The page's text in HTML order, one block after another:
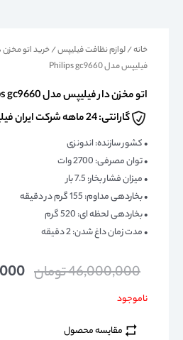
خانه/لوازم نظافت فیلیپس/خرید اتو
فیلیپس مدل Philips gc9660
اتو مخزن دار فیلیپس مدل Philips gc9660
گارانتی: 24 ماهه شرکت ایران فیلیپس
• کشور سازنده: اندونزی
• توان مصرفی: 2700 وات
• میزان فشار بخار: 7.5 بار
• بخاردهی مداوم: 155 گرم در دقیقه
• بخاردهی لحظه ای: 520 گرم
• مدت زمان داغ شدن: 2 دقیقه
46,000,000تومان
ناموجود
مقایسه محصول